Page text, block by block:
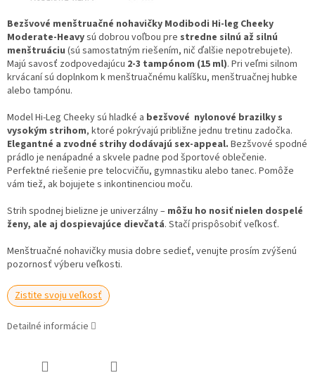
Bezšvové menštruačné nohavičky Modibodi Hi-leg Cheeky
Moderate-Heavysú dobrou voľbou pre stredne silnú až silnú
menštruáciu (sú samostatným riešením, nič ďalšie nepotrebujete).
Majú savosť zodpovedajúcu 2-3 tampónom (15 ml). Pri veľmi silnom
krvácaní sú doplnkom k menštruačnému kalíšku, menštruačnej hubke
alebo tampónu.
Model Hi-Leg Cheeky sú hladké a bezšvové nylonové brazilky s
vysokým strihom, ktoré pokrývajú približne jednu tretinu zadočka.
Elegantné a zvodné strihy dodávajú sex-appeal. Bezšvové spodné
prádlo je nenápadné a skvele padne pod športové oblečenie.
Perfektné riešenie pre telocvičňu, gymnastiku alebo tanec. Pomôže
vám tiež, ak bojujete s inkontinenciou moču.
Strih spodnej bielizne je univerzálny – môžu ho nosiť nielen dospelé
ženy, ale aj dospievajúce dievčatá. Stačí prispôsobiť veľkosť.
Menštruačné nohavičky musia dobre sedieť, venujte prosím zvýšenú
pozornosť výberu veľkosti.
Zistite svoju veľkosť
Detailné informácie